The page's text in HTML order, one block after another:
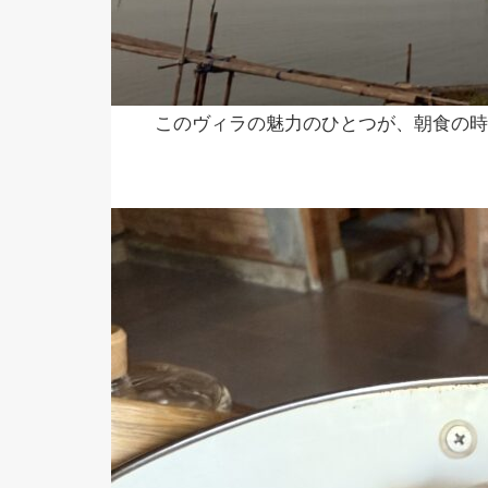
このヴィラの魅力のひとつが、朝食の